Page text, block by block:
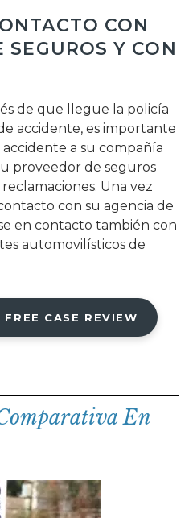
CON
SEGUROS Y CON
de que llegue la policía
accidente, es importante
a su compañía
proveedor de seguros
Una vez
con su agencia de
en contacto también con
automovilísticos de
FREE CASE REVIEW
En